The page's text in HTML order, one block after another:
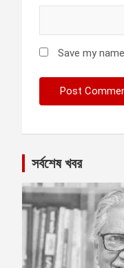
Save my
সর্বশেষ খবর